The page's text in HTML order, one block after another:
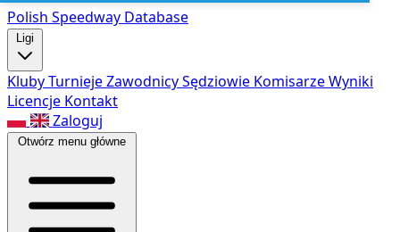
Polish Speedway Database
Ligi
KlubyTurniejeZawodnicySędziowie KomisarzeWyniki
Licencje Kontakt
Zaloguj
Otwórz menu główne